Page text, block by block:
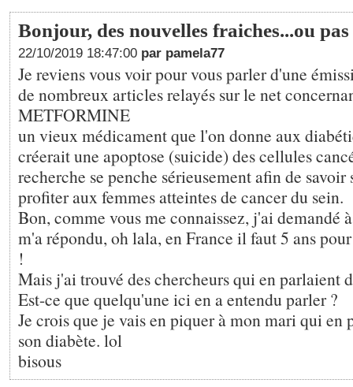
Bonjour, des nouvelles fraiches...ou
22/10/2019 18:47:00 par pamela77
Je reviens vous voir pour vous parler d'une
de nombreux articles relayés sur le net
METFORMINE
un vieux médicament que l'on donne aux
créerait une apoptose (suicide) des cellules
recherche se penche sérieusement afin de
profiter aux femmes atteintes de cancer du sein.
Bon, comme vous me connaissez, j'ai demandé
m'a répondu, oh lala, en France il faut 5 ans
!
Mais j'ai trouvé des chercheurs qui en parlaient
Est-ce que quelqu'une ici en a entendu parler ?
Je crois que je vais en piquer à mon mari qui en
son diabète. lol
bisous